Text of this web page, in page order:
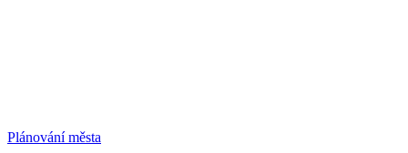
Plánování města